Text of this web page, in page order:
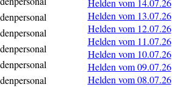
Helden vom 13.07.26
Helden vom 12.07.26
Helden vom 11.07.26
Helden vom 10.07.26
Helden vom 09.07.26
Helden vom 08.07.26